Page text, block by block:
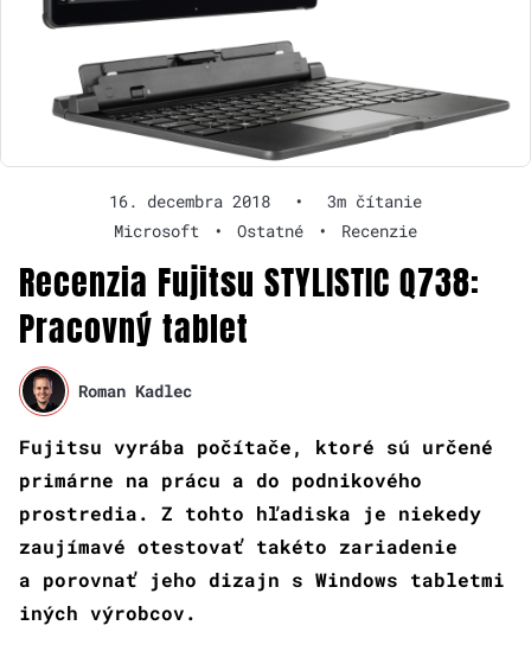
16. decembra 2018 •
3m čítanie
Microsoft
• Ostatné • Recenzie
Recenzia Fujitsu STYLISTIC Q738:
Pracovný tablet
Roman Kadlec
Fujitsu vyrába počítače, ktoré sú určené
primárne na prácu a do podnikového
prostredia. Z tohto hľadiska je niekedy
zaujímavé otestovať takéto zariadenie
a porovnať jeho dizajn s Windows tabletmi
iných výrobcov.